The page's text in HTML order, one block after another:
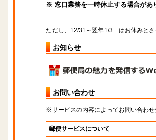
※ 窓口業務を一時休止する場合があ
ただし、12/31～翌年1/3 はお休みとさ
お知らせ
お問い合わせ
※サービスの内容によってお問い合わ
郵便サービスについて